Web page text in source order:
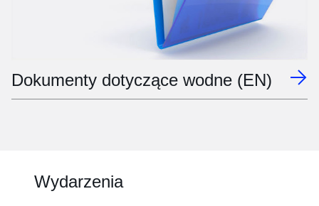
Dokumenty dotyczące wodne (EN)
Wydarzenia